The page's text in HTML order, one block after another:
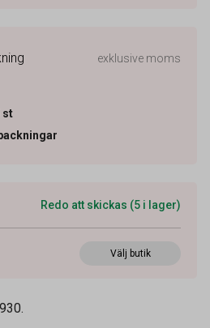
exklusive moms
st
Redo att skickas (5 i lager)
Välj butik
54020007